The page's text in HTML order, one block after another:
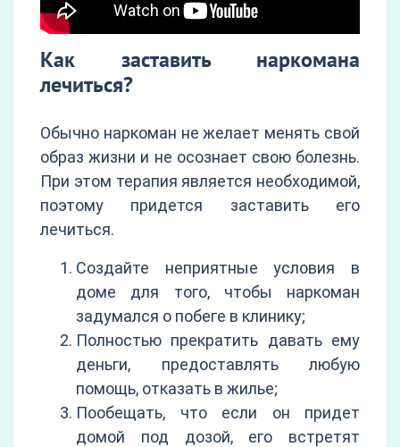
Как заставить наркомана
лечиться?
Обычно наркоман не желает менять свой
образ жизни и не осознает свою болезнь.
При этом терапия является необходимой,
поэтому придется заставить его
лечиться.
Создайте неприятные условия в
доме для того, чтобы наркоман
задумался о побеге в клинику;
Полностью прекратить давать ему
деньги, предоставлять любую
помощь, отказать в жилье;
Пообещать, что если он придет
домой под дозой, его встретят